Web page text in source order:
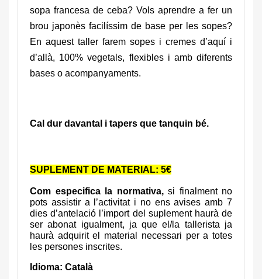
sopa francesa de ceba? Vols aprendre a fer un
brou japonès facilíssim de base per les sopes?
En aquest taller farem sopes i cremes d’aquí i
d’allà, 100% vegetals, flexibles i amb diferents
bases o acompanyaments.
Cal dur davantal i tapers que tanquin bé.
SUPLEMENT DE MATERIAL: 5€
Com especifica la normativa,si finalment no
pots assistir a l’activitat i no ens avises amb 7
dies d’antelació l’import del suplement haurà de
ser abonat igualment, ja que el/la tallerista ja
haurà adquirit el material necessari per a totes
les persones inscrites.
Idioma: Català